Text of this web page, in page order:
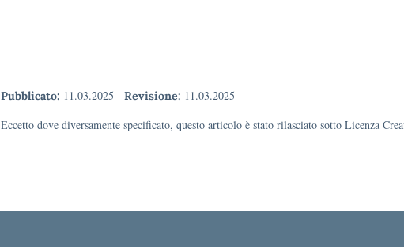
Pubblicato: 11.03.2025 - Revisione: 11.03.2025
Eccetto dove diversamente specificato, questo articolo è stato rilasciato sotto Licenza